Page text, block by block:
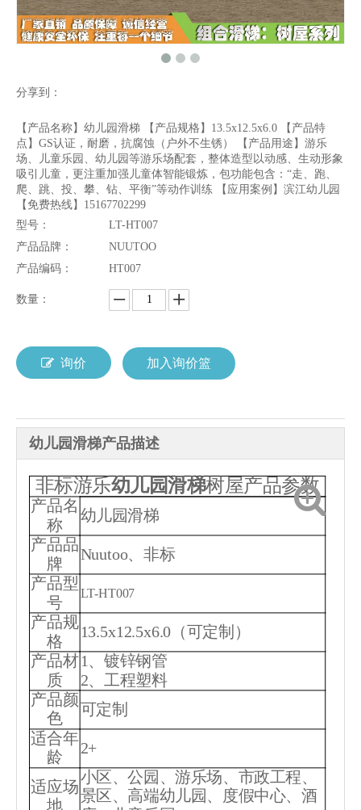
分享到：
【产品名称】幼儿园滑梯 【产品规格】13.5x12.5x6.0 【产品特
点】GS认证，耐磨，抗腐蚀（户外不生锈） 【产品用途】游乐
场、儿童乐园、幼儿园等游乐场配套，整体造型以动感、生动形象
吸引儿童，更注重加强儿童体智能锻炼，包功能包含：“走、跑、
爬、跳、投、攀、钻、平衡”等动作训练 【应用案例】滨江幼儿园
【免费热线】15167702299
型号：
LT-HT007
产品品牌：
NUUTOO
产品编码：
HT007
数量：
询价 加入询价篮
幼儿园滑梯产品描述
非标游乐幼儿园滑梯树屋产品参数
产品名
称
幼儿园滑梯
产品品
牌
Nuutoo、非标
产品型
号
LT-HT007
产品规
格
13.5x12.5x6.0（可定制）
产品材
质
1、镀锌钢管
2、工程塑料
产品颜
色
可定制
适合年
龄
2+
适应场
地
小区、公园、游乐场、市政工程、
景区、高端幼儿园、度假中心、酒